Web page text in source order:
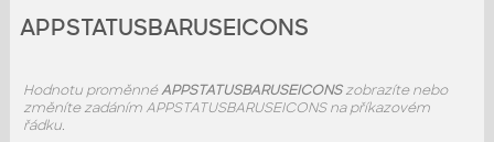
APPSTATUSBARUSEICONS
Hodnotu proměnnéAPPSTATUSBARUSEICONSzobrazíte nebo
změníte zadáním APPSTATUSBARUSEICONS na příkazovém
řádku.